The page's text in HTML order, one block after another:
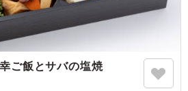
ご飯とサバの塩焼